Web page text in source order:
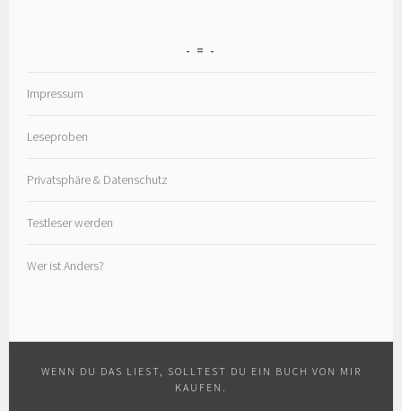
=
Impressum
Leseproben
Privatsphäre & Datenschutz
Testleser werden
Wer ist Anders?
WENN DU DAS LIEST, SOLLTEST DU EIN BUCH VON MIR
KAUFEN.